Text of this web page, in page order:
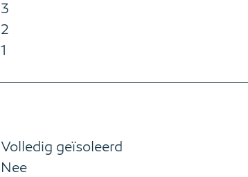
3
2
1
Volledig geïsoleerd
Nee